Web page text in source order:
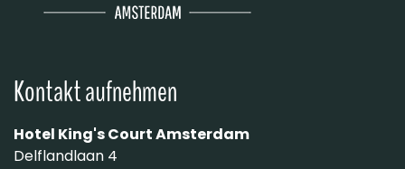
Kontakt aufnehmen
Hotel King's Court Amsterdam
Delflandlaan 4